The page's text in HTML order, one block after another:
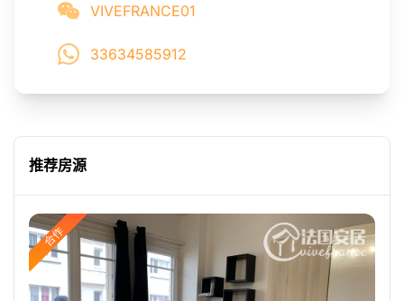
VIVEFRANCE01
33634585912
推荐房源
合作